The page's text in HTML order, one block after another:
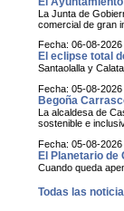
La Junta de
comercial de gran
Fecha: 06-08-2026
El eclipse total
Santaolalla y
Fecha: 05-08-2026
Begoña
La alcaldesa de
sostenible e
Fecha: 05-08-2026
El Planetario de
Cuando queda
Todas las